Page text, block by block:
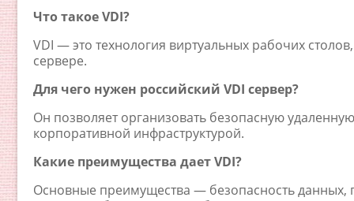
Что такое VDI?
VDI — это технология виртуальных рабочих
сервере.
Для чего нужен российский VDI сервер?
Он позволяет организовать безопасную
корпоративной инфраструктурой.
Какие преимущества дает VDI?
Основные преимущества — безопасность данных,